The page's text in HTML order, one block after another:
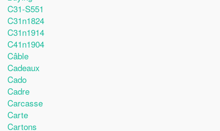
C31-S551
C31n1824
C31n1914
C41n1904
Câble
Cadeaux
Cado
Cadre
Carcasse
Carte
Cartons